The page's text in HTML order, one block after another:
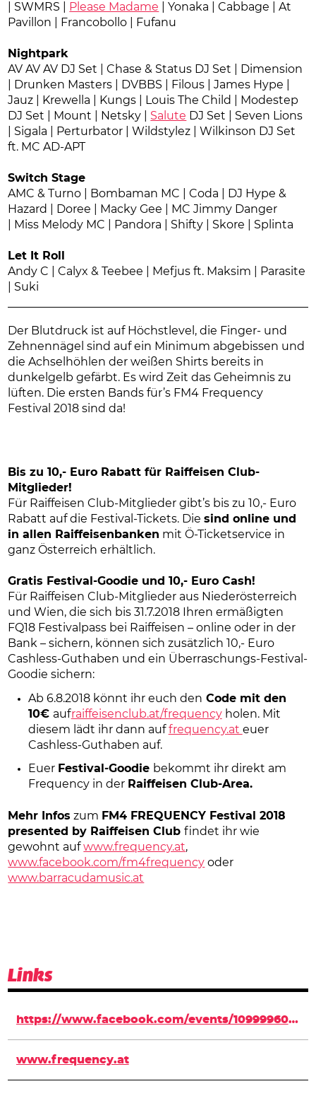
| SWMRS |
Please Madame | Yonaka | Cabbage | At
Pavillon | Francobollo | Fufanu
Nightpark
AV AV AV DJ Set | Chase & Status DJ Set | Dimension
| Drunken Masters | DVBBS | Filous | James Hype |
Jauz | Krewella | Kungs | Louis The Child | Modestep
DJ Set | Mount | Netsky | Salute DJ Set | Seven Lions
| Sigala | Perturbator | Wildstylez | Wilkinson DJ Set
ft. MC AD-APT
Switch Stage
AMC & Turno | Bombaman MC | Coda | DJ Hype &
Hazard | Doree | Macky Gee | MC Jimmy Danger
| Miss Melody MC | Pandora | Shifty | Skore | Splinta
Let It Roll
Andy C | Calyx & Teebee | Mefjus ft. Maksim | Parasite
| Suki
Der Blutdruck ist auf Höchstlevel, die Finger- und
Zehnennägel sind auf ein Minimum abgebissen und
die Achselhöhlen der weißen Shirts bereits in
dunkelgelb gefärbt. Es wird Zeit das Geheimnis zu
lüften. Die ersten Bands für’s FM4 Frequency
Festival 2018 sind da!
Bis zu 10,- Euro Rabatt für Raiffeisen Club-
Mitglieder!
Für Raiffeisen Club-Mitglieder gibt’s bis zu 10,- Euro
Rabatt auf die Festival-Tickets. Diesind online und
in allen Raiffeisenbanken mit Ö-Ticketservice in
ganz Österreich erhältlich.
Gratis Festival-Goodie und 10,- Euro Cash!
Für Raiffeisen Club-Mitglieder aus Niederösterreich
und Wien, die sich bis 31.7.2018 Ihren ermäßigten
FQ18 Festivalpass bei Raiffeisen – online oder in der
Bank – sichern, können sich zusätzlich 10,- Euro
Cashless-Guthaben und ein Überraschungs-Festival-
Goodie sichern:
Ab 6.8.2018 könnt ihr euch den Code mit den
10€ aufraiffeisenclub.at/frequencyholen. Mit
diesem lädt ihr dann auffrequency.at euer
Cashless-Guthaben auf.
Euer Festival-Goodie bekommt ihr direkt am
Frequency in der Raiffeisen Club-Area.
Mehr Infos zum FM4 FREQUENCY Festival 2018
presented by Raiffeisen Clubfindet ihr wie
gewohnt aufwww.frequency.at,
www.facebook.com/fm4frequency oder
www.barracudamusic.at
Links
https://www.facebook.com/events/109999606360132/
www.frequency.at